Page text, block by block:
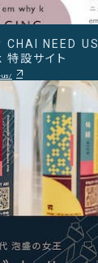
CHAI NEED US
設サイト
us/